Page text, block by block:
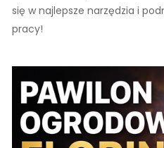
się w najlepsze narzędzia i
pracy!